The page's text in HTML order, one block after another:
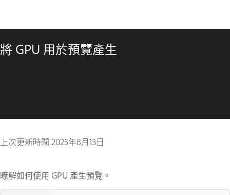
將 GPU 用於預覽產生
上次更新時間 2025年8月13日
瞭解如何使用 GPU 產生預覽。